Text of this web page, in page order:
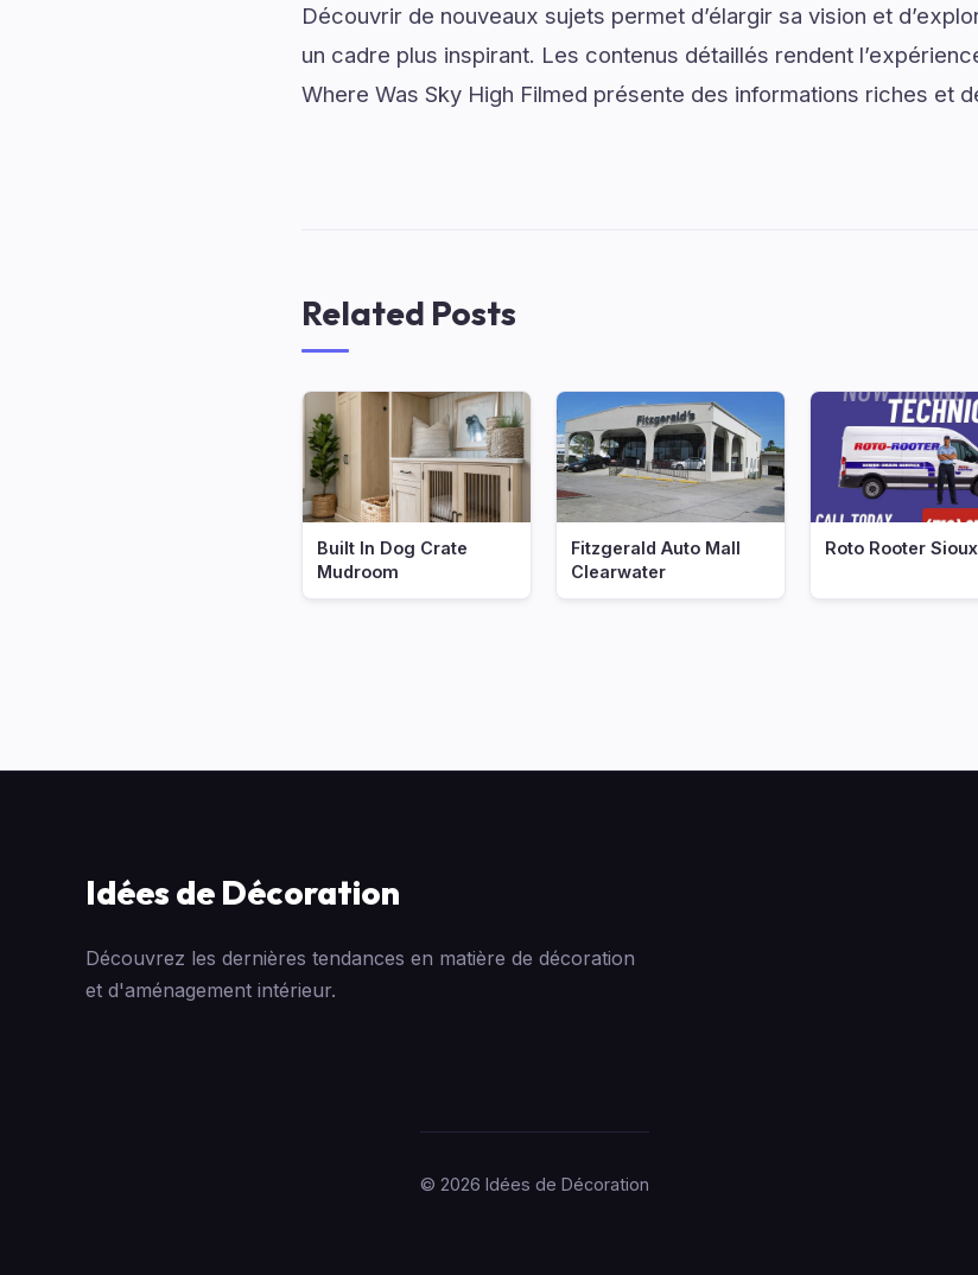
Découvrir de nouveaux sujets permet d’élargir sa vision et
un cadre plus inspirant. Les contenus détaillés rendent
Where Was Sky High Filmed présente des informations riches et
Related Posts
Built In Dog Crate
Mudroom
Fitzgerald Auto Mall
Clearwater
Roto Rooter
Idées de Décoration
Découvrez les dernières tendances en matière de décoration
et d'aménagement intérieur.
© 2026 Idées de Décoration